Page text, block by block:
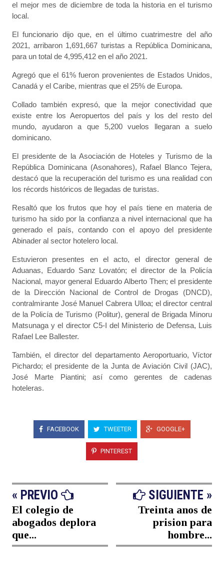
el mejor mes de diciembre de toda la historia en el turismo
local.
El funcionario dijo que, en el último cuatrimestre del año
2021, arribaron 1,691,667 turistas a República Dominicana,
para un total de 4,995,412 en el año 2021.
Agregó que el 61% fueron provenientes de Estados Unidos,
Canadá y el Caribe, mientras que el 25% de Europa.
Collado también expresó, que la mejor conectividad que
existe entre los Aeropuertos del país y los del resto del
mundo, ayudaron a que 5,200 vuelos llegaran a suelo
dominicano.
El presidente de la Asociación de Hoteles y Turismo de la
República Dominicana (Asonahores), Rafael Blanco Tejera,
destacó que la recuperación del turismo es una realidad con
los récords históricos de llegadas de turistas.
Resaltó que los frutos que hoy el país tiene en materia de
turismo ha sido por la confianza a nivel internacional que ha
generado el país, contando con el apoyo del presidente
Abinader al sector hotelero local.
Estuvieron presentes en el acto, el director general de
Aduanas, Eduardo Sanz Lovatón; el director de la Policía
Nacional, mayor general Eduardo Alberto Then; el presidente
de la Dirección Nacional de Control de Drogas (DNCD),
contralmirante José Manuel Cabrera Ulloa; el director central
de la Policía de Turismo (Politur), general de Brigada Minoru
Matsunaga y el director C5-I del Ministerio de Defensa, Luis
Rafael Lee Ballester.
También, el director del departamento Aeroportuario, Víctor
Pichardo; el presidente de la Junta de Aviación Civil (JAC),
José Marte Piantini; así como gerentes de cadenas
hoteleras.
FACEBOOK TWEETER GOOGLE+
PINTEREST
« PREVIO
El colegio de
abogados deplora
que...
SIGUIENTE »
Treinta anos de
prision para
hombre...